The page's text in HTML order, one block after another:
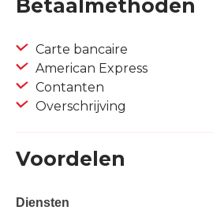
Betaalmethoden
Carte bancaire
American Express
Contanten
Overschrijving
Voordelen
Diensten